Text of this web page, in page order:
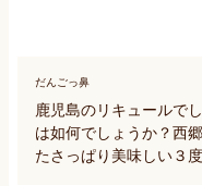
だんごっ鼻
鹿児島のリキュールで
は如何でしょうか？西
たさっぱり美味しい３